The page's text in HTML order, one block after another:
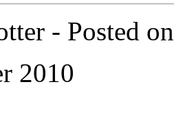
- Posted
2010